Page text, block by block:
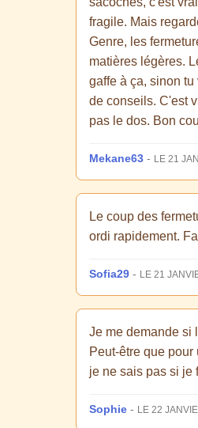
fragile. Mais
Genre, les
matières légères.
gaffe à ça, sinon
de conseils. C'est
pas le dos. Bon
Mekane63 - LE 21
Le coup des
ordi rapidement.
Sofia29 - LE 21
Je me demande si
Peut-être que
je ne sais pas si je
Sophie - LE 22